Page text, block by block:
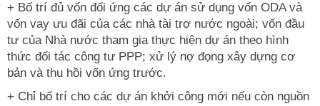
+ Bố trí đủ vốn đối ứng các dự án sử dụng vốn ODA và
vốn vay ưu đãi của các nhà tài trợ nước ngoài; vốn đầu
tư của Nhà nước tham gia thực hiện dự án theo hình
thức đối tác công tư PPP; xử lý nợ đọng xây dựng cơ
bản và thu hồi vốn ứng trước.
+ Chỉ bố trí cho các dự án khởi công mới nếu còn nguồn